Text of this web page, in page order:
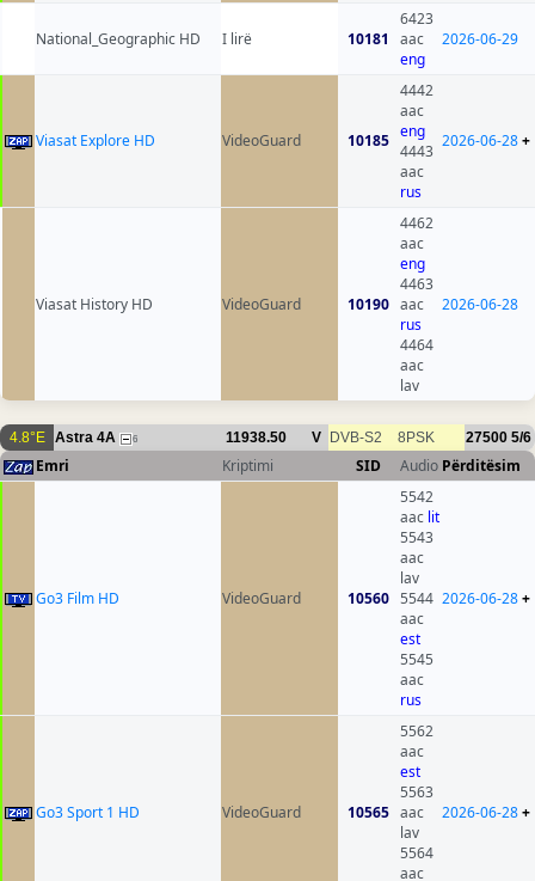
National_Geographic HD I lirë 10181
6423
aac
eng
2026-06-29
Viasat Explore HD VideoGuard 10185
4442
aac
eng
4443
aac
rus
2026-06-28+
Viasat History HD VideoGuard 10190
4462
aac
eng
4463
aac
rus
4464
aac
lav
2026-06-28
4.8°E Astra 4A 6 11938.50 V DVB-S2 8PSK 27500 5/6
Emri Kriptimi SID Audio Përditësim
Go3 Film HD VideoGuard 10560
5542
aac lit
5543
aac
lav
5544
aac
est
5545
aac
rus
2026-06-28+
Go3 Sport 1 HD VideoGuard 10565
5562
aac
est
5563
aac
lav
5564
aac
2026-06-28+